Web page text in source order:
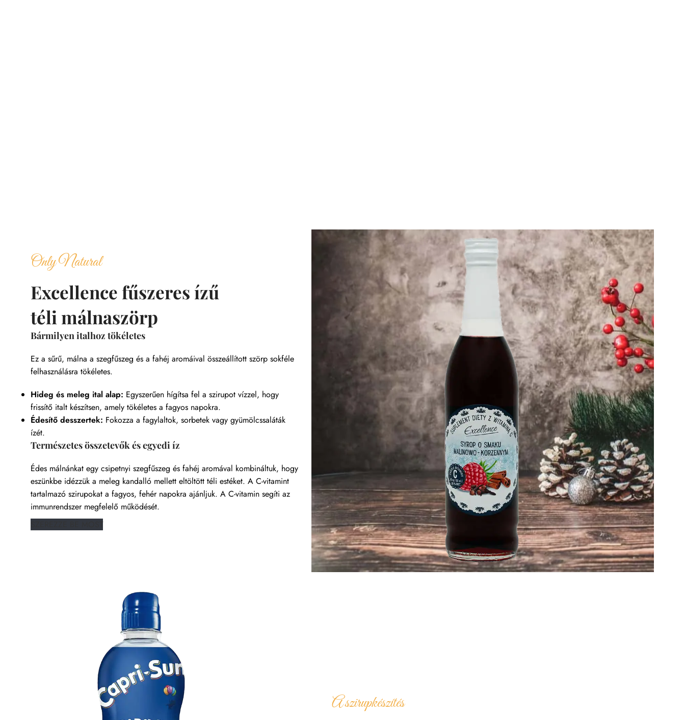
Only Natural
Excellence fűszeres ízű
téli málnaszörp
Bármilyen italhoz tökéletes
Ez a sűrű, málna a szegfűszeg és a fahéj aromáival összeállított szörp sokféle
felhasználásra tökéletes.
Hideg és meleg ital alap: Egyszerűen hígítsa fel a szirupot vízzel, hogy
frissítő italt készítsen, amely tökéletes a fagyos napokra.
Édesítő desszertek: Fokozza a fagylaltok, sorbetek vagy gyümölcssaláták
ízét.
Természetes összetevők és egyedi íz
Édes málnánkat egy csipetnyi szegfűszeg és fahéj aromával kombináltuk, hogy
eszünkbe idézzük a meleg kandalló mellett eltöltött téli estéket. A C-vitamint
tartalmazó szirupokat a fagyos, fehér napokra ajánljuk. A C-vitamin segíti az
immunrendszer megfelelő működését.
A szirupkészítés